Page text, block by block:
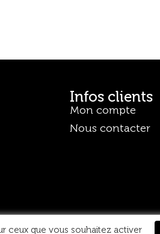
Infos clients
Mon compte
Nous contacter
ceux que vous souhaitez activer